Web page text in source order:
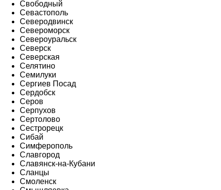
Свободный
Севастополь
Северодвинск
Североморск
Североуральск
Северск
Северская
Селятино
Семилуки
Сергиев Посад
Сердобск
Серов
Серпухов
Сертолово
Сестрорецк
Сибай
Симферополь
Славгород
Славянск-на-Кубани
Сланцы
Смоленск